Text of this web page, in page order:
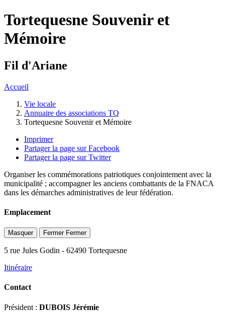
Tortequesne Souvenir et
Mémoire
Fil d'Ariane
Accueil
Vie locale
Annuaire des associations TQ
Tortequesne Souvenir et Mémoire
Imprimer
Partager la page sur Facebook
Partager la page sur Twitter
Organiser les commémorations patriotiques conjointement avec la
municipalité ; accompagner les anciens combattants de la FNACA
dans les démarches administratives de leur fédération.
Emplacement
Masquer Fermer Fermer
5 rue Jules Godin - 62490 Tortequesne
Itinéraire
Contact
Président : DUBOIS Jérémie